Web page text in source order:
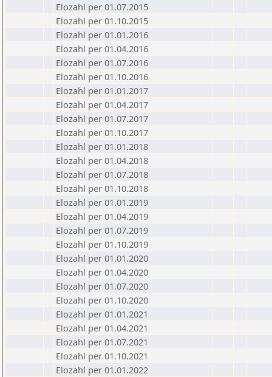
Elozahl per 01.07.2015
Elozahl per 01.10.2015
Elozahl per 01.01.2016
Elozahl per 01.04.2016
Elozahl per 01.07.2016
Elozahl per 01.10.2016
Elozahl per 01.01.2017
Elozahl per 01.04.2017
Elozahl per 01.07.2017
Elozahl per 01.10.2017
Elozahl per 01.01.2018
Elozahl per 01.04.2018
Elozahl per 01.07.2018
Elozahl per 01.10.2018
Elozahl per 01.01.2019
Elozahl per 01.04.2019
Elozahl per 01.07.2019
Elozahl per 01.10.2019
Elozahl per 01.01.2020
Elozahl per 01.04.2020
Elozahl per 01.07.2020
Elozahl per 01.10.2020
Elozahl per 01.01.2021
Elozahl per 01.04.2021
Elozahl per 01.07.2021
Elozahl per 01.10.2021
Elozahl per 01.01.2022